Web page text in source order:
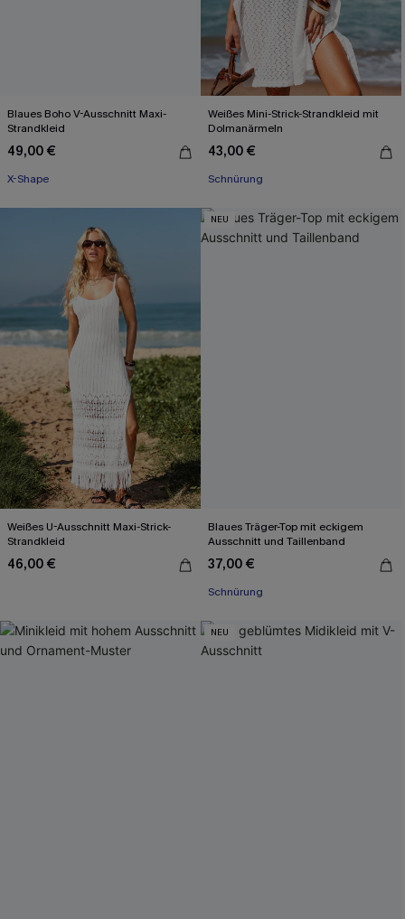
Blaues Boho V-Ausschnitt Maxi-
Strandkleid
49,00 €
X-Shape
Weißes Mini-Strick-Strandkleid mit
Dolmanärmeln
43,00 €
Schnürung
Weißes U-Ausschnitt Maxi-Strick-
Strandkleid
46,00 €
NEU
Blaues Träger-Top mit eckigem
Ausschnitt und Taillenband
37,00 €
Schnürung
NEU